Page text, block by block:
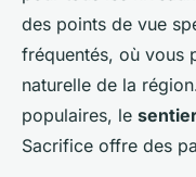
des points de vue
fréquentés, où vous
naturelle de la
populaires, le
Sacrifice offre des